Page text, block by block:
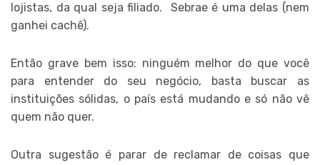
lojistas, da qual seja filiado. Sebrae é uma delas (nem
ganhei cachê).
Então grave bem isso: ninguém melhor do que você
para entender do seu negócio, basta buscar as
instituições sólidas, o país está mudando e só não vê
quem não quer.
Outra sugestão é parar de reclamar de coisas que